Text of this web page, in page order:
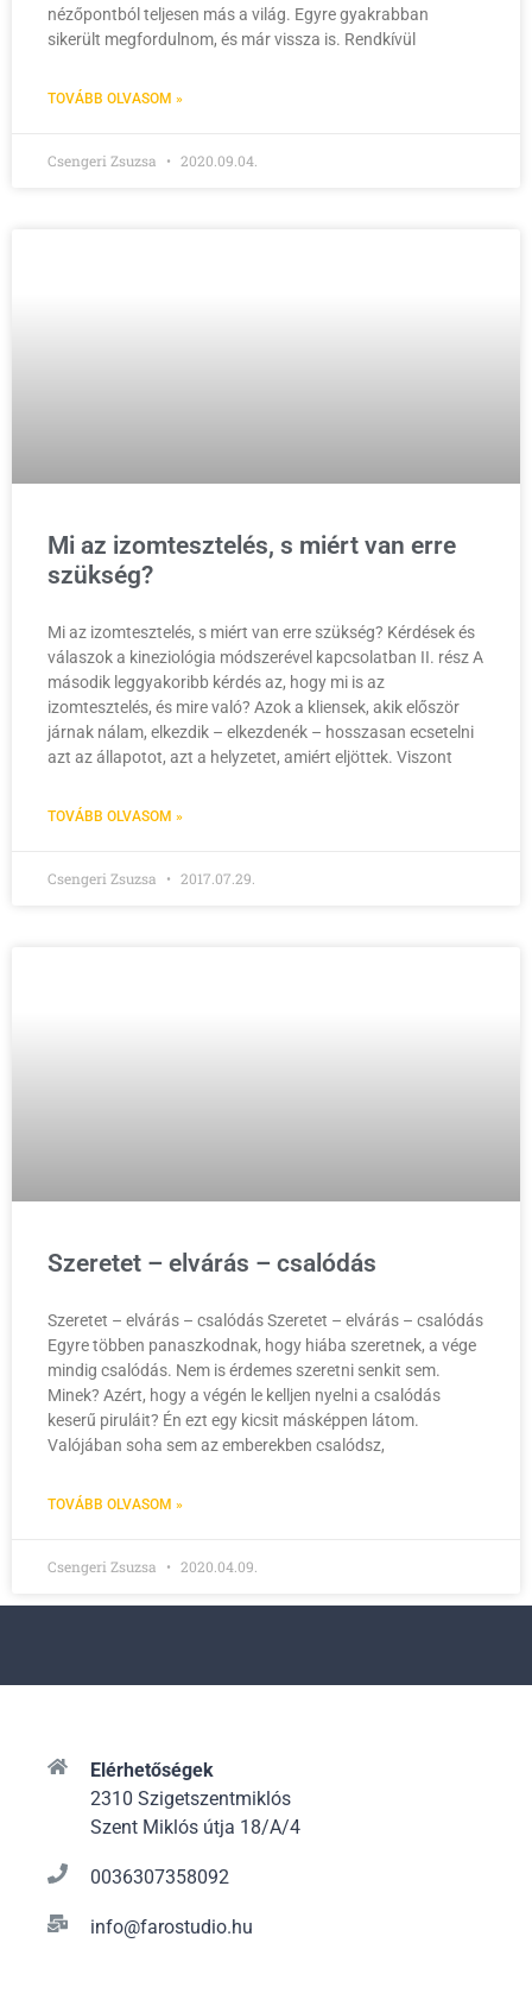
nézőpontból teljesen más a világ. Egyre gyakrabban
sikerült megfordulnom, és már vissza is. Rendkívül
TOVÁBB OLVASOM »
Csengeri Zsuzsa 2020.09.04.
Mi az izomtesztelés, s miért van erre
szükség?
Mi az izomtesztelés, s miért van erre szükség? Kérdések és
válaszok a kineziológia módszerével kapcsolatban II. rész A
második leggyakoribb kérdés az, hogy mi is az
izomtesztelés, és mire való? Azok a kliensek, akik először
járnak nálam, elkezdik – elkezdenék – hosszasan ecsetelni
azt az állapotot, azt a helyzetet, amiért eljöttek. Viszont
TOVÁBB OLVASOM »
Csengeri Zsuzsa 2017.07.29.
Szeretet – elvárás – csalódás
Szeretet – elvárás – csalódás Szeretet – elvárás – csalódás
Egyre többen panaszkodnak, hogy hiába szeretnek, a vége
mindig csalódás. Nem is érdemes szeretni senkit sem.
Minek? Azért, hogy a végén le kelljen nyelni a csalódás
keserű piruláit? Én ezt egy kicsit másképpen látom.
Valójában soha sem az emberekben csalódsz,
TOVÁBB OLVASOM »
Csengeri Zsuzsa 2020.04.09.
Elérhetőségek
2310 Szigetszentmiklós
Szent Miklós útja 18/A/4
0036307358092
info@farostudio.hu